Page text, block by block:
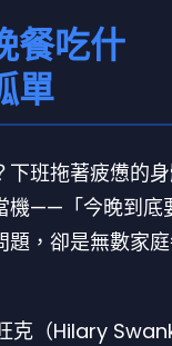
餐吃什
單
下班拖著疲憊的
機——「今晚到底
題，卻是無數家
克（Hilary